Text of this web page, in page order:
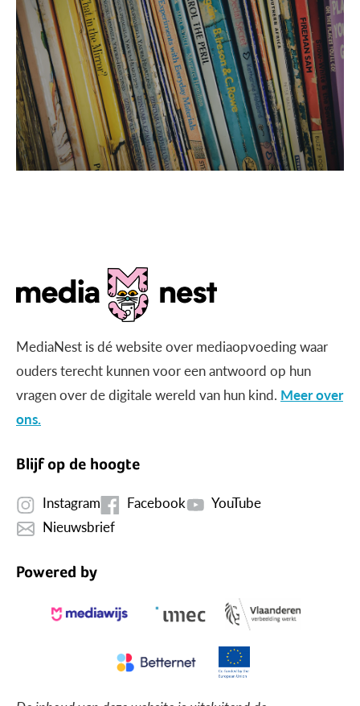
MediaNest is dé website over mediaopvoeding waar
ouders terecht kunnen voor een antwoord op hun
vragen over de digitale wereld van hun kind. Meer over
ons.
Blijf op de hoogte
Instagram Facebook
YouTube
Nieuwsbrief
Powered by